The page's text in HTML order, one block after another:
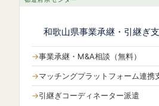
和歌山県事業承継・引継ぎ
事業承継・M&A相談（無料）
マッチングプラットフォーム連携
引継ぎコーディネーター派遣